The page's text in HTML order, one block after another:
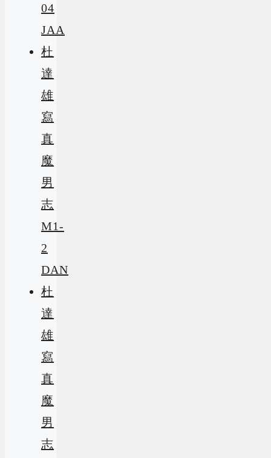
04
JAA
杜
達
雄
寫
真
魔
男
志
M1-
2
DAN
杜
達
雄
寫
真
魔
男
志